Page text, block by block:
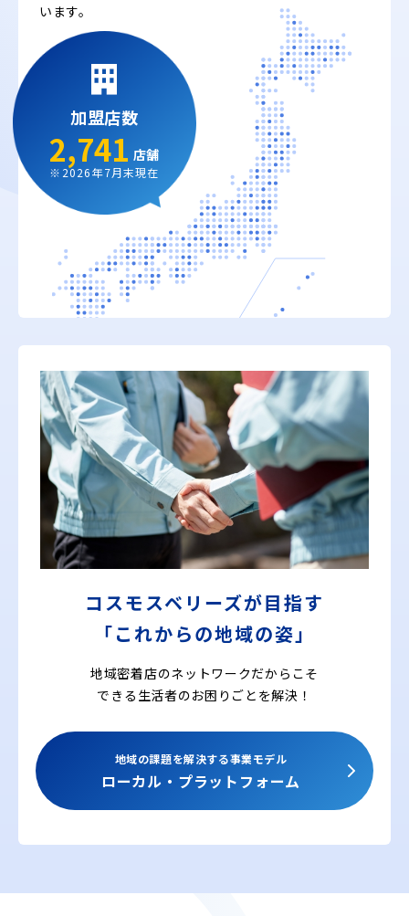
います。
加盟店数
2,741 店舗
※2026年7月末現在
コスモスベリーズが目指す
「これからの地域の姿」
地域密着店のネットワークだからこそ
できる 生活者のお困りごとを解決！
地域の課題を解決する事業モデル
ローカル・プラットフォーム